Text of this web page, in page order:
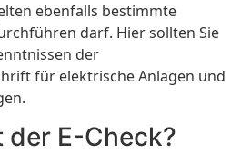
ebenfalls bestimmte
darf. Hier sollten Sie
der
für elektrische Anlagen und
der E-Check?